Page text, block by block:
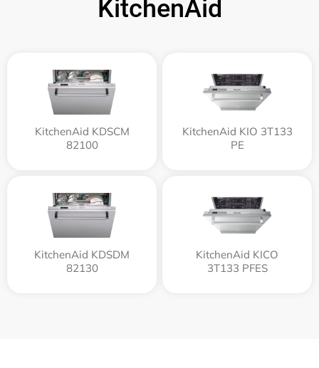
KitchenAid
KitchenAid KDSCM
82100
KitchenAid KIO 3T133
PE
KitchenAid KDSDM
82130
KitchenAid KICO
3T133 PFES